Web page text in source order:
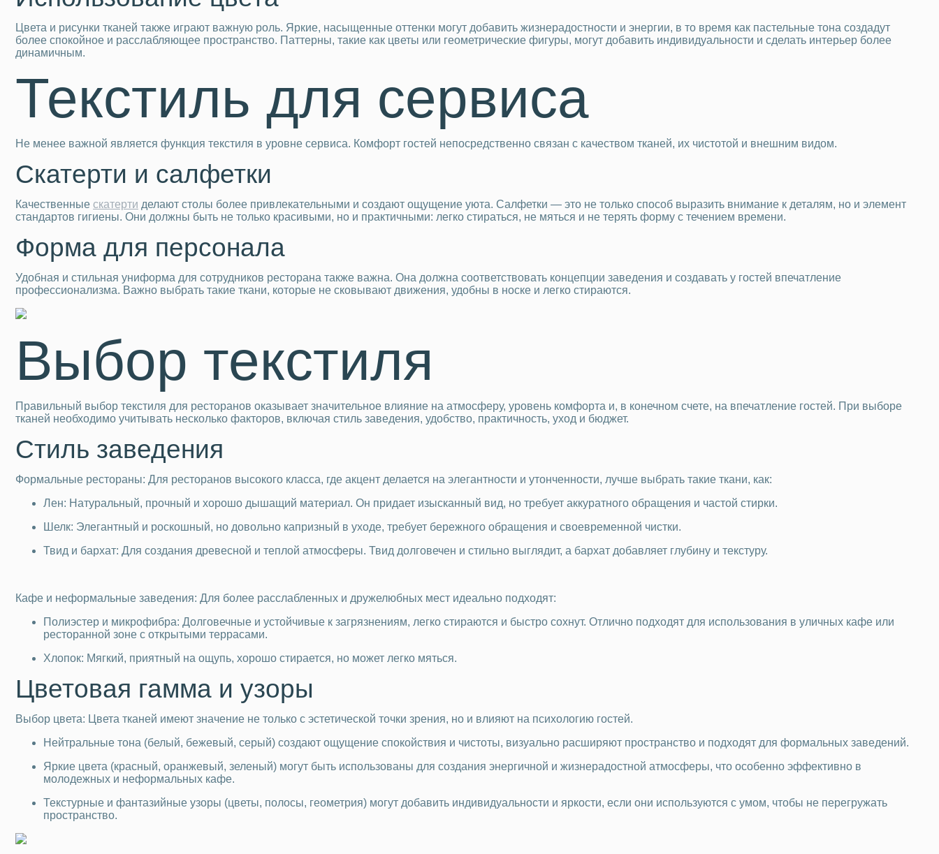
Цвета и рисунки тканей также играют важную роль. Яркие, насыщенные оттенки могут добавить жизнерадостности и энергии, в то время как пастельные тона создадут
более спокойное и расслабляющее пространство. Паттерны, такие как цветы или геометрические фигуры, могут добавить индивидуальности и сделать интерьер более
динамичным.
Текстиль для сервиса
Не менее важной является функция текстиля в уровне сервиса. Комфорт гостей непосредственно связан с качеством тканей, их чистотой и внешним видом.
Скатерти и салфетки
Качественные скатерти делают столы более привлекательными и создают ощущение уюта. Салфетки — это не только способ выразить внимание к деталям, но и элемент
стандартов гигиены. Они должны быть не только красивыми, но и практичными: легко стираться, не мяться и не терять форму с течением времени.
Форма для персонала
Удобная и стильная униформа для сотрудников ресторана также важна. Она должна соответствовать концепции заведения и создавать у гостей впечатление
профессионализма. Важно выбрать такие ткани, которые не сковывают движения, удобны в носке и легко стираются.
Выбор текстиля
Правильный выбор текстиля для ресторанов оказывает значительное влияние на атмосферу, уровень комфорта и, в конечном счете, на впечатление гостей. При выборе
тканей необходимо учитывать несколько факторов, включая стиль заведения, удобство, практичность, уход и бюджет.
Стиль заведения
Формальные рестораны: Для ресторанов высокого класса, где акцент делается на элегантности и утонченности, лучше выбрать такие ткани, как:
Лен: Натуральный, прочный и хорошо дышащий материал. Он придает изысканный вид, но требует аккуратного обращения и частой стирки.
Шелк: Элегантный и роскошный, но довольно капризный в уходе, требует бережного обращения и своевременной чистки.
Твид и бархат: Для создания древесной и теплой атмосферы. Твид долговечен и стильно выглядит, а бархат добавляет глубину и текстуру.
Кафе и неформальные заведения: Для более расслабленных и дружелюбных мест идеально подходят:
Полиэстер и микрофибра: Долговечные и устойчивые к загрязнениям, легко стираются и быстро сохнут. Отлично подходят для использования в уличных кафе или
ресторанной зоне с открытыми террасами.
Хлопок: Мягкий, приятный на ощупь, хорошо стирается, но может легко мяться.
Цветовая гамма и узоры
Выбор цвета: Цвета тканей имеют значение не только с эстетической точки зрения, но и влияют на психологию гостей.
Нейтральные тона (белый, бежевый, серый) создают ощущение спокойствия и чистоты, визуально расширяют пространство и подходят для формальных заведений.
Яркие цвета (красный, оранжевый, зеленый) могут быть использованы для создания энергичной и жизнерадостной атмосферы, что особенно эффективно в
молодежных и неформальных кафе.
Текстурные и фантазийные узоры (цветы, полосы, геометрия) могут добавить индивидуальности и яркости, если они используются с умом, чтобы не перегружать
пространство.